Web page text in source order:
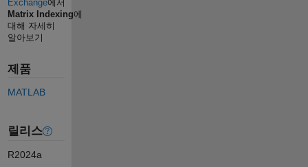
Exchange에서
Matrix Indexing에
대해 자세히
알아보기
제품
MATLAB
릴리스
R2024a